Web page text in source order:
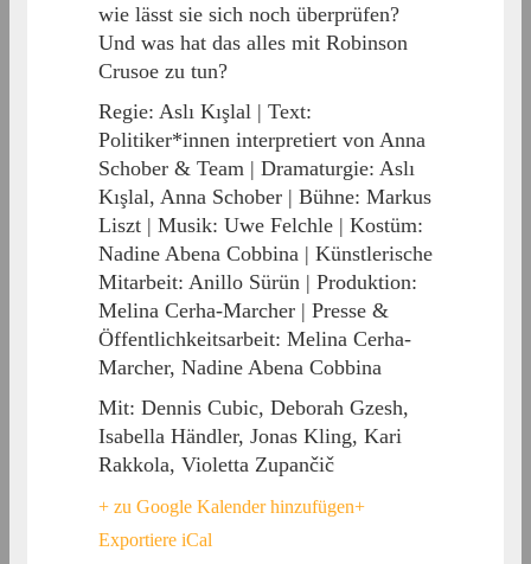
wie lässt sie sich noch überprüfen?
Und was hat das alles mit Robinson
Crusoe zu tun?
Regie: Aslı Kışlal | Text:
Politiker*innen interpretiert von Anna
Schober & Team | Dramaturgie: Aslı
Kışlal, Anna Schober | Bühne: Markus
Liszt | Musik: Uwe Felchle | Kostüm:
Nadine Abena Cobbina | Künstlerische
Mitarbeit: Anillo Sürün | Produktion:
Melina Cerha-Marcher | Presse &
Öffentlichkeitsarbeit: Melina Cerha-
Marcher, Nadine Abena Cobbina
Mit: Dennis Cubic, Deborah Gzesh,
Isabella Händler, Jonas Kling, Kari
Rakkola, Violetta Zupančič
+ zu Google Kalender hinzufügen+
Exportiere iCal